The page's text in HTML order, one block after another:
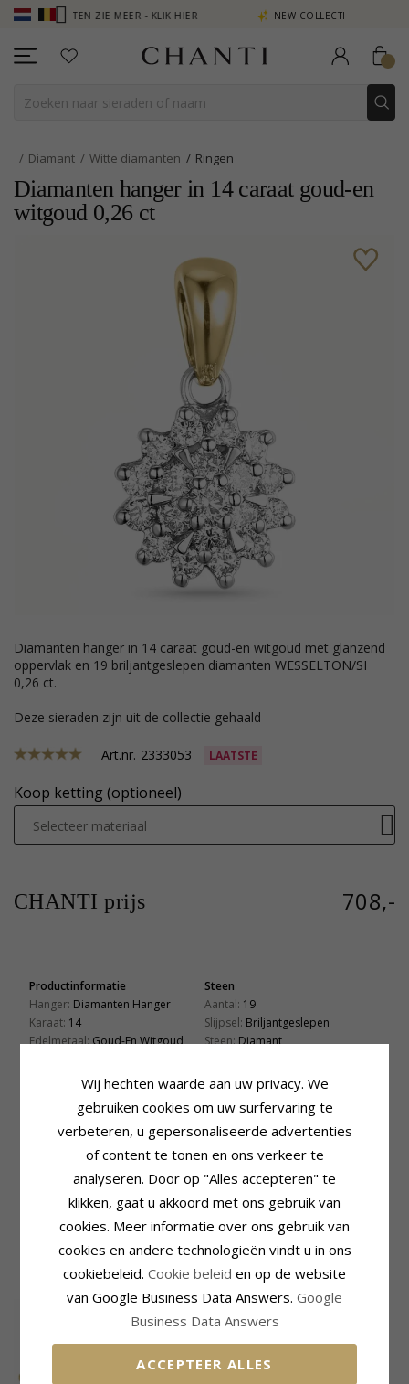
PUNTEN ZIE MEER - KLIK HIER NEW COLLECTION | AURA
Diamant Witte diamanten Ringen
Diamanten hanger in 14 caraat goud-en
witgoud 0,26 ct
diamanten hanger in 14 caraat goud-en witgoud met glanzend
oppervlak en 19 briljantgeslepen diamanten WESSELTON/SI
0,26 ct.
Deze sieraden zijn uit de collectie gehaald
Art.nr. 2333053 LAATSTE
Koop ketting (optioneel)
Selecteer materiaal
CHANTI prijs 708,-
Productinformatie
Hanger: Diamanten Hanger
Karaat: 14
Edelmetaal:Goud-En Witgoud
Steen
Aantal: 19
Slijpsel: Briljantgeslepen
Steen:Diamant
Diamant Helderheid: Si
0,26
4,7 mm
Levertijd
Past Bij Gouden Ketting Met
Slang Max.: 1,2 mm
Venetiaans Max.: 1,4 mm
KLANTEN KOPEN OOK
Wij hechten waarde aan uw privacy. We
gebruiken cookies om uw surfervaring te
verbeteren, u gepersonaliseerde advertenties
of content te tonen en ons verkeer te
analyseren. Door op "Alles accepteren" te
klikken, gaat u akkoord met ons gebruik van
cookies. Meer informatie over ons gebruik van
cookies en andere technologieën vindt u in ons
cookiebeleid. Cookie beleid en op de website
van Google Business Data Answers. Google
Business Data Answers
ACCEPTEER ALLES